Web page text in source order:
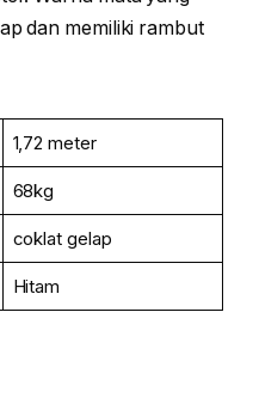
dan memiliki rambut
1,72 meter
68kg
coklat gelap
Hitam